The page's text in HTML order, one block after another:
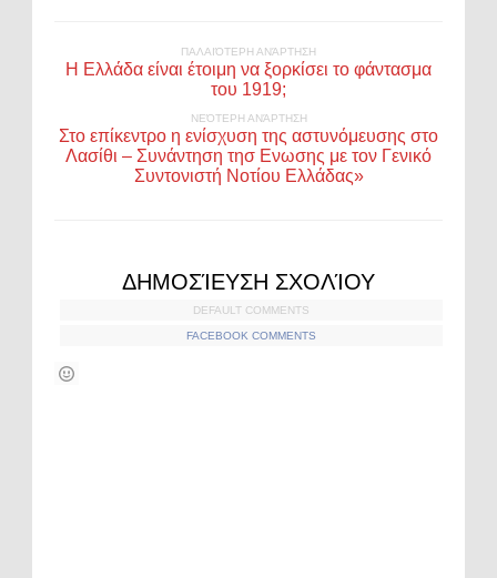
ΠΑΛΑΙΌΤΕΡΗ ΑΝΆΡΤΗΣΗ
Η Ελλάδα είναι έτοιμη να ξορκίσει το φάντασμα
του 1919;
ΝΕΌΤΕΡΗ ΑΝΆΡΤΗΣΗ
Στο επίκεντρο η ενίσχυση της αστυνόμευσης στο
Λασίθι – Συνάντηση τησ Ενωσης με τον Γενικό
Συντονιστή Νοτίου Ελλάδας»
ΔΗΜΟΣΊΕΥΣΗ ΣΧΟΛΊΟΥ
DEFAULT COMMENTS
FACEBOOK COMMENTS